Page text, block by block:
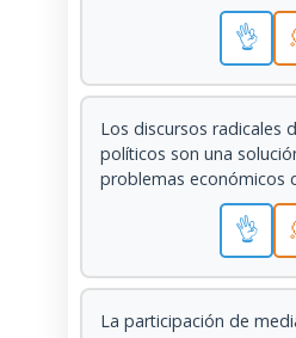
👌
Los discursos radicales
políticos son una
problemas económicos
👌
La participación de